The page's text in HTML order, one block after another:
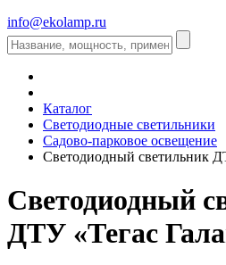
info@ekolamp.ru
Каталог
Светодиодные светильники
Садово-парковое освещение
Светодиодный светильник
Светодиодный
ДТУ «Тегас